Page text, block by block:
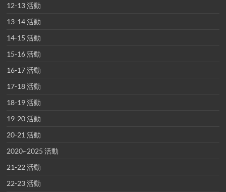
12-13 活動
13-14 活動
14-15 活動
15-16 活動
16-17 活動
17-18 活動
18-19 活動
19-20 活動
20-21 活動
2020~2025 活動
21-22 活動
22-23 活動